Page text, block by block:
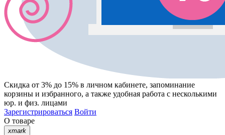
Скидка от 3% до 15% в личном кабинете, запоминание
корзины и избранного, а также удобная работа с несколькими
юр. и физ. лицами
Зарегистрироваться Войти
О товаре
xmark